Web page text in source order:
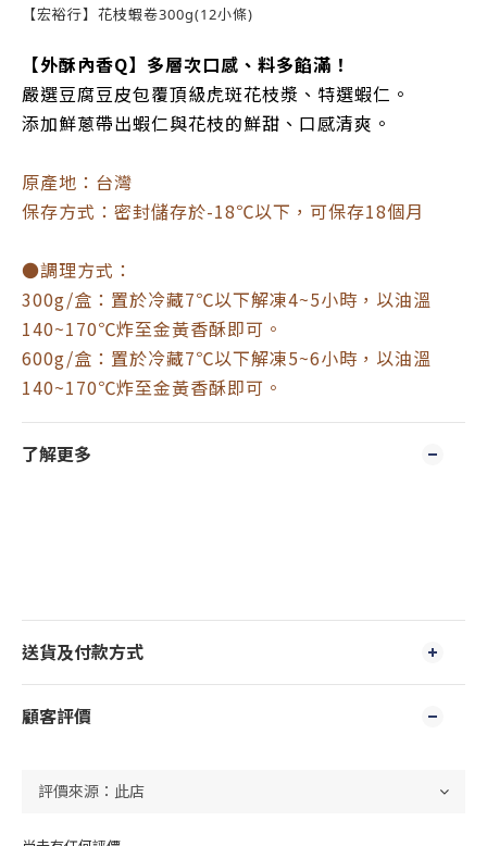
【宏裕行】花枝蝦卷300g(12小條)
【外酥內香Q】多層次口感、料多餡滿！
嚴選豆腐豆皮包覆頂級虎斑花枝漿、特選蝦仁。
添加鮮蔥帶出蝦仁與花枝的鮮甜、口感清爽。
原產地：台灣
保存方式：密封儲存於-18℃以下，可保存18個月
●調理方式：
300g/盒：置於冷藏7℃以下解凍4~5小時，以油溫
140~170℃炸至金黃香酥即可。
600g/盒：置於冷藏7℃以下解凍5~6小時，以油溫
140~170℃炸至金黃香酥即可。
了解更多
送貨及付款方式
顧客評價